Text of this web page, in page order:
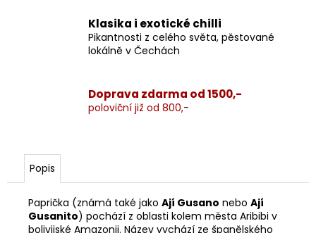
Klasika i exotické chilli
Pikantnosti z celého světa, pěstované
lokálně v Čechách
Doprava zdarma od 1500,-
poloviční již od 800,-
Popis
Paprička (známá také jako Ají Gusano nebo Ají
Gusanito) pochází z oblasti kolem města Aribibi v
bolivijské Amazonii. Název vychází ze španělského